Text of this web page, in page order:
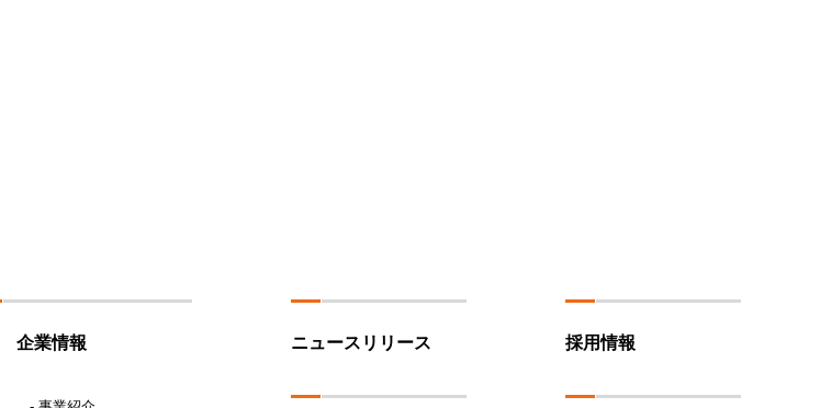
企業情報 ニュースリリース 採用情報